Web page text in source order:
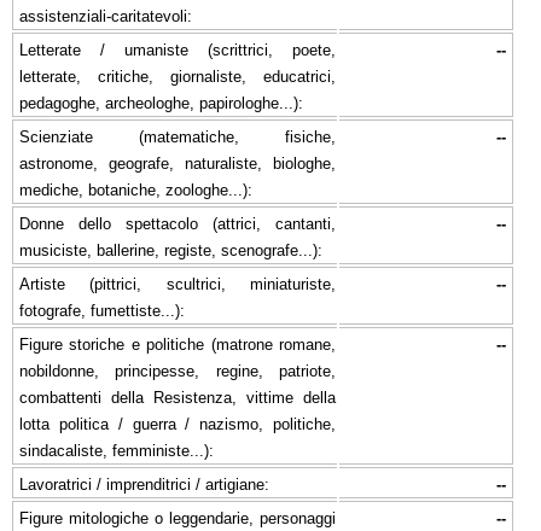
assistenziali-caritatevoli:
Letterate / umaniste (scrittrici, poete,
letterate, critiche, giornaliste, educatrici,
pedagoghe, archeologhe, papirologhe...):
--
Scienziate (matematiche, fisiche,
astronome, geografe, naturaliste, biologhe,
mediche, botaniche, zoologhe...):
--
Donne dello spettacolo (attrici, cantanti,
musiciste, ballerine, registe, scenografe...):
--
Artiste (pittrici, scultrici, miniaturiste,
fotografe, fumettiste...):
--
Figure storiche e politiche (matrone romane,
nobildonne, principesse, regine, patriote,
combattenti della Resistenza, vittime della
lotta politica / guerra / nazismo, politiche,
sindacaliste, femministe...):
--
Lavoratrici / imprenditrici / artigiane:
--
Figure mitologiche o leggendarie, personaggi
--